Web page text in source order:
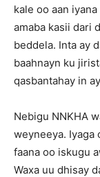
kale oo aan
amaba kasii dari
beddela. Inta ay
baahnayn ku
qasbantahay in
Nebigu NNKHA
weyneeya. Iyaga
faana oo iskugu
Waxa uu dhisay